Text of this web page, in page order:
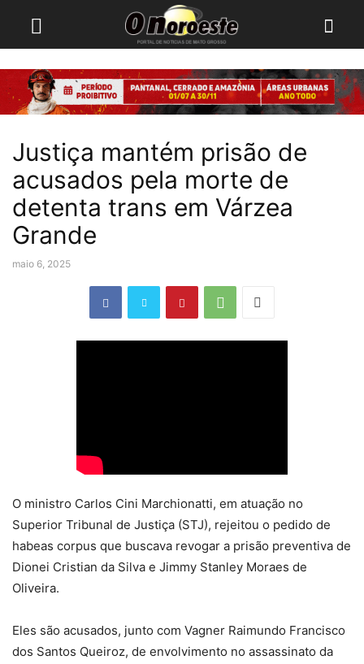
Justiça mantém prisão de
acusados pela morte de
detenta trans em Várzea
Grande
maio 6, 2025
O ministro Carlos Cini Marchionatti, em atuação no
Superior Tribunal de Justiça (STJ), rejeitou o pedido de
habeas corpus que buscava revogar a prisão preventiva de
Dionei Cristian da Silva e Jimmy Stanley Moraes de
Oliveira.
Eles são acusados, junto com Vagner Raimundo Francisco
dos Santos Queiroz, de envolvimento no assassinato da